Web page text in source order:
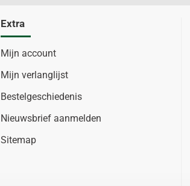
Extra
Mijn account
Mijn verlanglijst
Bestelgeschiedenis
Nieuwsbrief aanmelden
Sitemap